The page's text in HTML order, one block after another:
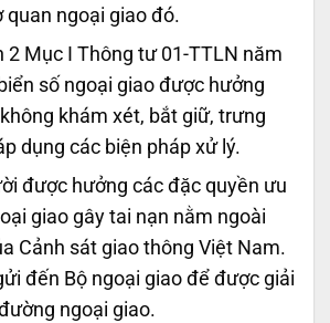
quan ngoại giao đó.
2 Mục I Thông tư 01-TTLN năm
số ngoại giao được hưởng
khám xét, bắt giữ, trưng
dụng các biện pháp xử lý.
được hưởng các đặc quyền ưu
giao gây tai nạn nằm ngoài
Cảnh sát giao thông Việt Nam.
đến Bộ ngoại giao để được giải
ngoại giao.